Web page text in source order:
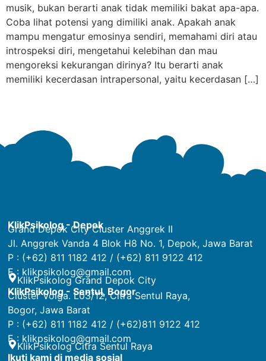
musik, bukan berarti anak tidak memiliki bakat apa-apa.
Coba lihat potensi yang dimiliki anak. Apakah anak
mampu mengatur emosinya sendiri, memahami diri atau
introspeksi diri, mengetahui kelebihan dan mau
mengoreksi kekurangan dirinya? Itu berarti anak
memiliki kecerdasan intrapersonal, yaitu kecerdasan […]
KlikPsikolog - Depok
Grand Depok City Cluster Anggrek II
Jl. Anggrek Vanda 4 Blok H8 No. 1, Depok, Jawa Barat
P : (+62) 811 1182 412 / (+62) 811 9122 412
E : klikpsikolog@gmail.com
KlikPsikolog Grand Depok City
KlikPsikolog - Sentul, Bogor
Cluster Volga. L03/12, Citra Sentul Raya,
Bogor, Jawa Barat
P : (+62) 811 1182 412 / (+62)811 9122 412
E : klikpsikolog@gmail.com
KlikPsikolog Citra Sentul Raya
Ikuti kami di media sosial